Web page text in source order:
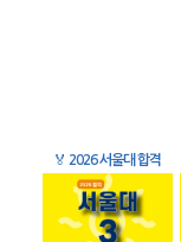
🏅 2026 서울대 합격